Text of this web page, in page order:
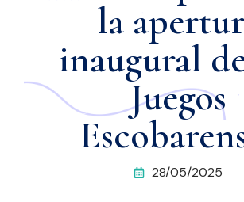
la
inaugural
Juegos
28/05/2025